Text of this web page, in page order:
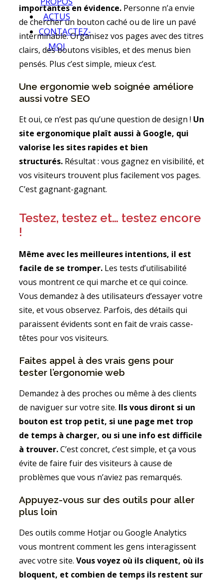
ACTUS
CONTACTEZ-
MOI
importantes en évidence. Personne n’a envie
de chercher un bouton caché ou de lire un pavé
interminable. Organisez vos pages avec des titres
clairs, des boutons visibles, et des menus bien
pensés. Plus c’est simple, mieux c’est.
Une ergonomie web soignée améliore
aussi votre SEO
Et oui, ce n’est pas qu’une question de design ! Un
site ergonomique plaît aussi à Google, qui
valorise les sites rapides et bien
structurés. Résultat : vous gagnez en visibilité, et
vos visiteurs trouvent plus facilement vos pages.
C’est gagnant-gagnant.
Testez, testez et… testez encore
!
Même avec les meilleures intentions, il est
facile de se tromper. Les tests d’utilisabilité
vous montrent ce qui marche et ce qui coince.
Vous demandez à des utilisateurs d’essayer votre
site, et vous observez. Parfois, des détails qui
paraissent évidents sont en fait de vrais casse-
têtes pour vos visiteurs.
Faites appel à des vrais gens pour
tester l’ergonomie web
Demandez à des proches ou même à des clients
de naviguer sur votre site. Ils vous diront si un
bouton est trop petit, si une page met trop
de temps à charger, ou si une info est difficile
à trouver.C’est concret, c’est simple, et ça vous
évite de faire fuir des visiteurs à cause de
problèmes que vous n’aviez pas remarqués.
Appuyez-vous sur des outils pour aller
plus loin
Des outils comme Hotjar ou Google Analytics
vous montrent comment les gens interagissent
avec votre site. Vous voyez où ils cliquent, où ils
bloquent, et combien de temps ils restent sur